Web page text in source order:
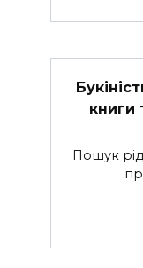
книги
Пошук